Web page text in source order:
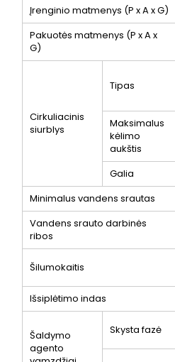
Įrenginio matmenys (P x A x G)
Pakuotės matmenys (P x A x
G)
Cirkuliacinis
siurblys
Tipas
Maksimalus
kėlimo
aukštis
Galia
Minimalus vandens srautas
Vandens srauto darbinės
ribos
Šilumokaitis
Išsiplėtimo indas
Šaldymo
agento
Skysta fazė